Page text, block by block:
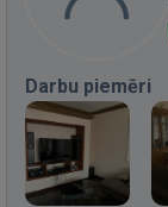
Darbu piemēri